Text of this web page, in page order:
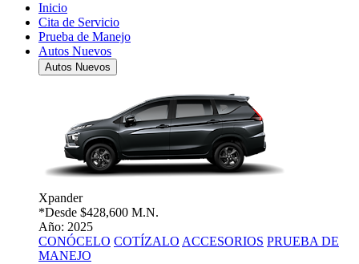
Inicio
Cita de Servicio
Prueba de Manejo
Autos Nuevos
Autos Nuevos
Xpander
*Desde $428,600 M.N.
Año: 2025
CONÓCELO COTÍZALO ACCESORIOS PRUEBA DE
MANEJO